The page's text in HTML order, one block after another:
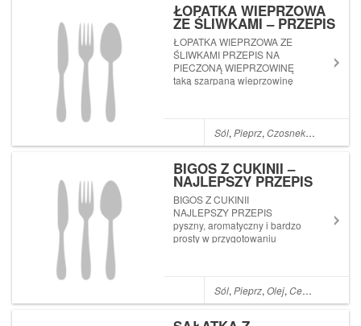
ŁOPATKA WIEPRZOWA
ZE ŚLIWKAMI – PRZEPIS
NA PIECZONĄ
WIEPRZOWINĘ
ŁOPATKA WIEPRZOWA ZE
ŚLIWKAMI PRZEPIS NA
PIECZONĄ WIEPRZOWINĘ
taką szarpaną wieprzowinę
Sól,Pieprz,Czosnek,Majeranek
BIGOS Z CUKINII –
NAJLEPSZY PRZEPIS
BIGOS Z CUKINII
NAJLEPSZY PRZEPIS
pyszny, aromatyczny i bardzo
prosty w przygotowaniu
Sól,Pieprz,Olej,Cebula